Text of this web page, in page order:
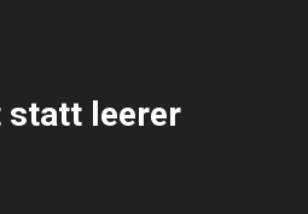
statt leerer